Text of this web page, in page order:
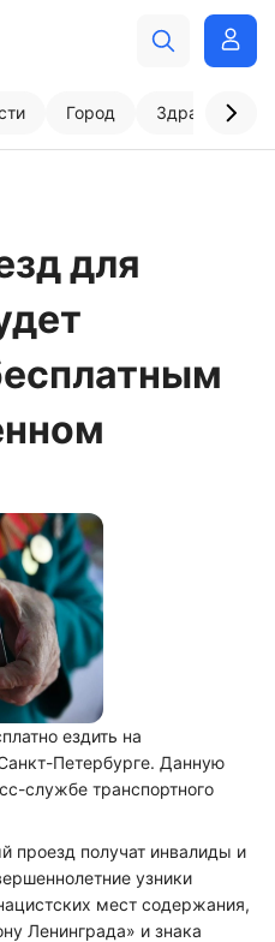
Город
для
ездить на
Петербурге. Данную
службе транспортного
проезд получат инвалиды и
узники
мест содержания,
Ленинграда» и знака